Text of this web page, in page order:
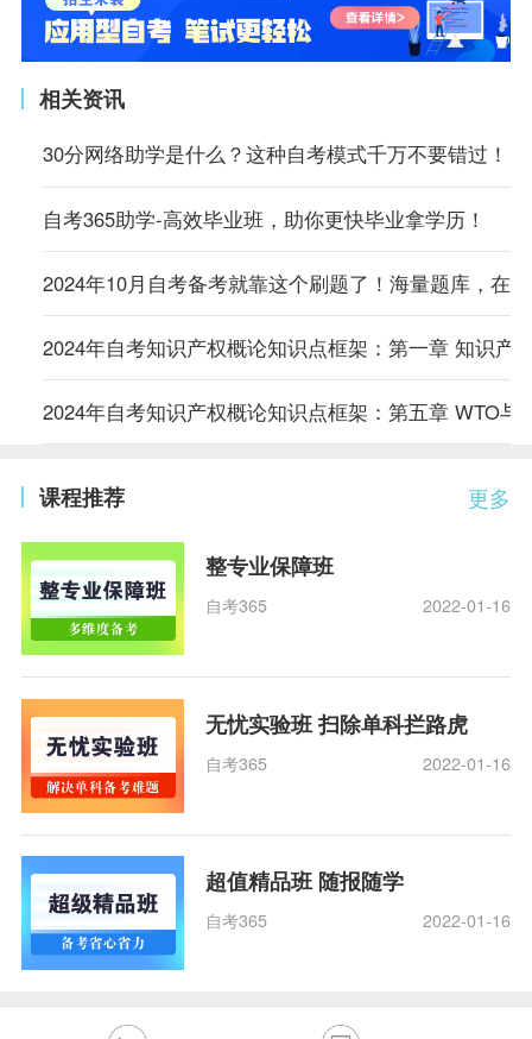
相关资讯
30分网络助学是什么？这种自考模式千万不要错过！
自考365助学-高效毕业班，助你更快毕业拿学历！
2024年10月自考备考就靠这个刷题了！海量题库，在
2024年自考知识产权概论知识点框架：第一章 知识产
2024年自考知识产权概论知识点框架：第五章 WTO与
更多
课程推荐
整专业保障班
自考365 2022-01-16
无忧实验班 扫除单科拦路虎
自考365 2022-01-16
超值精品班 随报随学
自考365 2022-01-16